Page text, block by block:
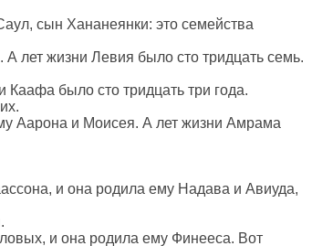
сын Хананеянки: это семейства
лет жизни Левия было сто тридцать семь.
было сто тридцать три года.
Аарона и Моисея. А лет жизни Амрама
и она родила ему Надава и Авиуда,
и она родила ему Финееса. Вот